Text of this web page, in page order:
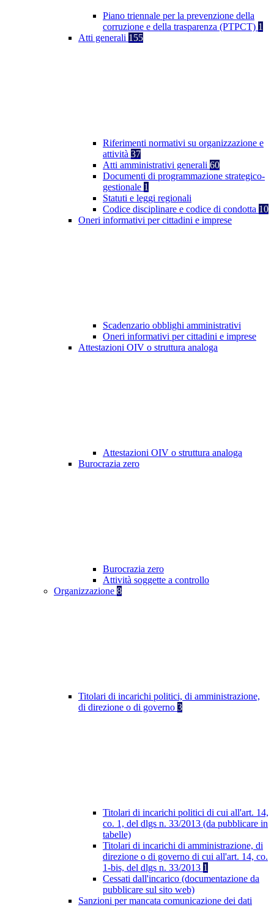
Piano triennale per la prevenzione della
corruzione e della trasparenza (PTPCT) 1
Atti generali 155
Riferimenti normativi su organizzazione e
attività 37
Atti amministrativi generali 60
Documenti di programmazione strategico-
gestionale 1
Statuti e leggi regionali
Codice disciplinare e codice di condotta 10
Oneri informativi per cittadini e imprese
Scadenzario obblighi amministrativi
Oneri informativi per cittadini e imprese
Attestazioni OIV o struttura analoga
Attestazioni OIV o struttura analoga
Burocrazia zero
Burocrazia zero
Attività soggette a controllo
Organizzazione 8
Titolari di incarichi politici, di amministrazione,
di direzione o di governo 3
Titolari di incarichi politici di cui all'art. 14,
co. 1, del dlgs n. 33/2013 (da pubblicare in
tabelle)
Titolari di incarichi di amministrazione, di
direzione o di governo di cui all'art. 14, co.
1-bis, del dlgs n. 33/2013 1
Cessati dall'incarico (documentazione da
pubblicare sul sito web)
Sanzioni per mancata comunicazione dei dati